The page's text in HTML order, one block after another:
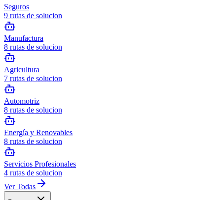
Seguros
9 rutas de solucion
Manufactura
8 rutas de solucion
Agricultura
7 rutas de solucion
Automotriz
8 rutas de solucion
Energía y Renovables
8 rutas de solucion
Servicios Profesionales
4 rutas de solucion
Ver Todas